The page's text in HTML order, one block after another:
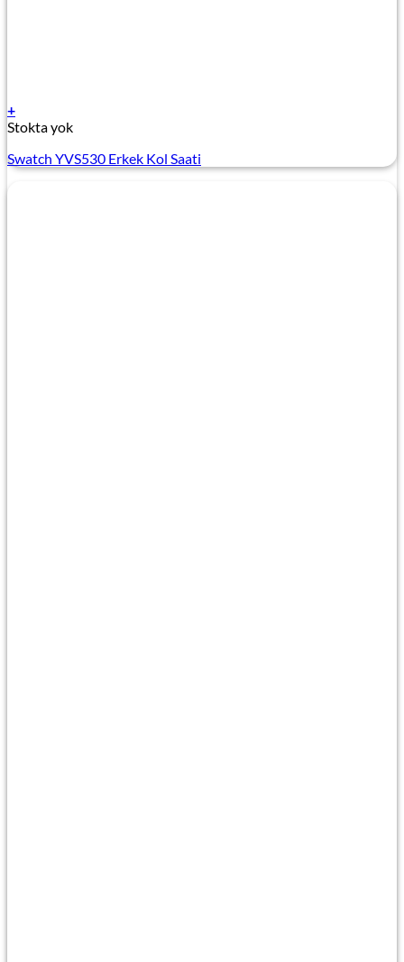
+
Stokta yok
Swatch YVS530 Erkek Kol Saati